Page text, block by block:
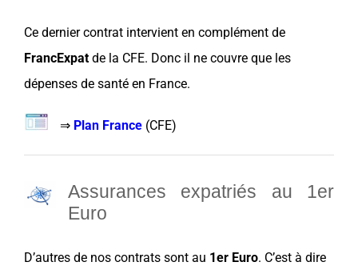
Ce dernier contrat intervient en complément de
FrancExpat de la CFE. Donc il ne couvre que les
dépenses de santé en France.
⇒ Plan France (CFE)
Assurances expatriés au 1er
Euro
D’autres de nos contrats sont au 1er Euro. C’est à dire